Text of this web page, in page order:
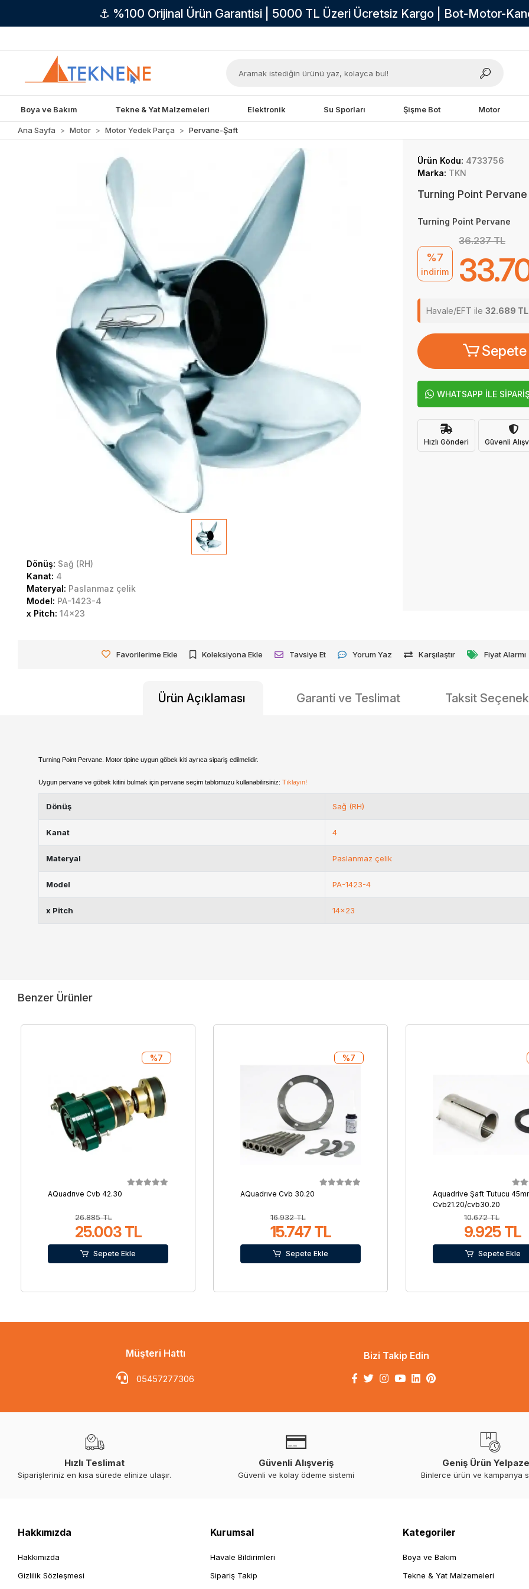
⚓ %100 Orijinal Ürün Garantisi | 5000 TL Üzeri Ücretsiz Kargo | Bot-Motor-
Boya ve Bakım Tekne & Yat Malzemeleri Elektronik Su Sporları Şişme Bot Motor
Ana Sayfa Motor Motor Yedek Parça Pervane-Şaft
Dönüş: Sağ (RH)
Kanat: 4
Materyal: Paslanmaz çelik
Model: PA-1423-4
x Pitch:14x23
Ürün Kodu: 4733756
Marka: TKN
Turning Point Pervane
Turning Point Pervane
%7
indirim
36.237 TL
Havale/EFT ile 32.689 TL
WHATSAPP İLE
Hızlı Gönderi Güvenli
Favorilerime Ekle Koleksiyona Ekle Tavsiye Et Yorum Yaz Karşılaştır Fiyat Alarmı
Ürün Açıklaması Garanti ve Teslimat Taksit
Turning Point Pervane. Motor tipine uygun göbek kiti ayrıca sipariş edilmelidir.
Uygun pervane ve göbek kitini bulmak için pervane seçim tablomuzu kullanabilirsiniz: Tıklayın!
Dönüş Sağ (RH)
Kanat 4
Materyal Paslanmaz çelik
Model PA-1423-4
x Pitch 14x23
Benzer Ürünler
AQuadrıve Cvb 42.30
26.885 TL
25.003 TL
%7
Sepete Ekle
AQuadrıve Cvb 30.20
16.932 TL
15.747 TL
%7
Sepete Ekle
Aquadrive Şaft Tutucu
Cvb21.20/cvb30.20
10.672 TL
9.925 TL
Sepete Ekle
Müşteri Hattı
05457277306
Bizi Takip Edin
Hızlı Teslimat
Siparişleriniz en kısa sürede elinize ulaşır.
Güvenli Alışveriş
Güvenli ve kolay ödeme sistemi
Geniş Ürün
Binlerce ürün ve kampanya
Hakkımızda
Hakkımızda
Gizlilik Sözleşmesi
Kurumsal
Havale Bildirimleri
Sipariş Takip
Kategoriler
Boya ve Bakım
Tekne & Yat Malzemeleri